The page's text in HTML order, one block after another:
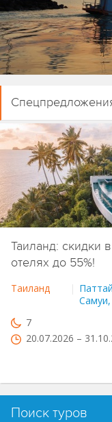
Таиланд: скидки
отелях до 55%!
Таиланд
7
20.07.2026 –
Поиск туров